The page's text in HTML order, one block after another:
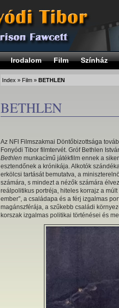
Irodalom Film Színház
Index » Film » BETHLEN
BETHLEN
Az NFI Filmszakmai Döntőbizottsága
Fonyódi Tibor filmtervét. Gróf Bethlen
Bethlen munkacímű játékfilm ennek a
esztendőnek a krónikája. Alkotók
erkölcsi tartását bemutatva, a
számára, s mindezt a nézők számára
reálpolitikus portréja, hiteles korrajz a
ember”, a családapa és a férj izgalmas
magánszférája, a szűkebb családi
korszak izgalmas politikai történései és